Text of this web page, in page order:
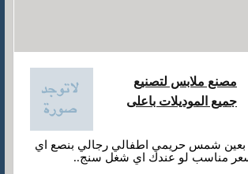
بعين شمس حريمي اطفالي رجالي بنصع اي
مناسب لو عندك اي شغل سنج..
مصنع ملابس لتصنيع
جميع الموديلات باعلى